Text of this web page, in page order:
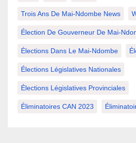
Trois Ans De Mai-Ndombe News
Élection De Gouverneur De Mai-
Élections Dans Le Mai-Ndombe
Élections Législatives Nationales
Élections Législatives Provinciales
Éliminatoires CAN 2023